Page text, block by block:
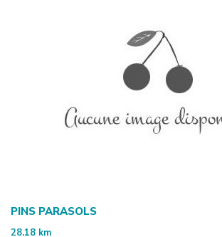
PINS PARASOLS
28.18 km